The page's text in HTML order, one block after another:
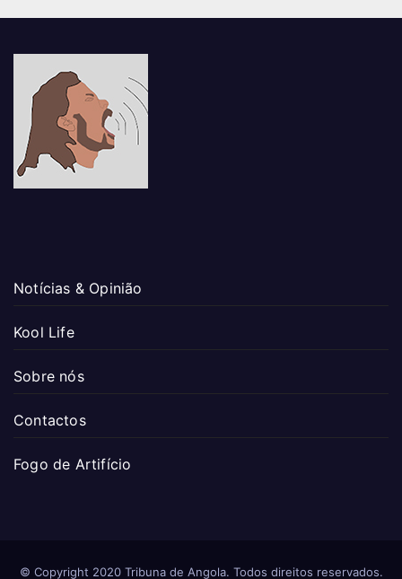
Notícias & Opinião
Kool Life
Sobre nós
Contactos
Fogo de Artifício
© Copyright 2020 Tribuna de Angola. Todos direitos reservados.